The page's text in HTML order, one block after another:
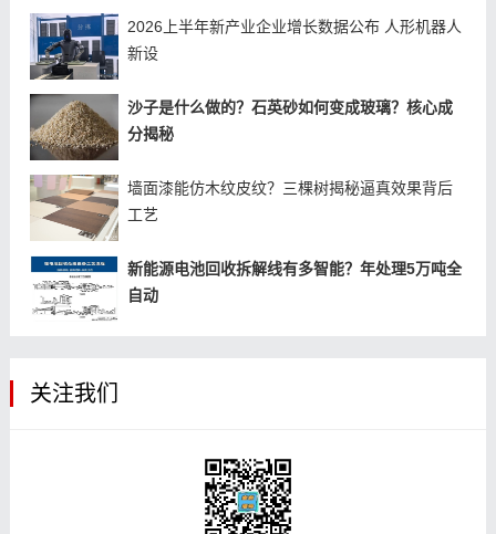
2026上半年新产业企业增长数据公布 人形机器人
新设
沙子是什么做的？石英砂如何变成玻璃？核心成
分揭秘
墙面漆能仿木纹皮纹？三棵树揭秘逼真效果背后
工艺
新能源电池回收拆解线有多智能？年处理5万吨全
自动
关注我们